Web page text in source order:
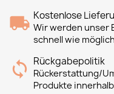
Kostenlose
Wir werden unser
schnell wie
Rückgabepolitik
Rückerstattung/
Produkte